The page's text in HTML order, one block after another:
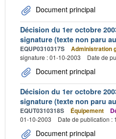
Document principal
Décision du 1er octobre
signature (texte non paru
EQUP0310317S Administration
signature : 01-10-2003
Date de
Document principal
Décision du 1er octobre
signature (texte non paru
EQUT0310318S Équipement
01-10-2003
Date de publication :
Document principal